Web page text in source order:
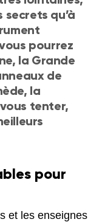
qu’à
pourrez
la Grande
de
la
tenter,
pour
et les enseignes